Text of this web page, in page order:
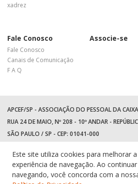
xadrez
Fale Conosco
Fale Conosco
Canais de Comunicação
F A Q
Associe-se
APCEF/SP - ASSOCIAÇÃO DO PESSOAL DA
RUA 24 DE MAIO, Nº 208 - 10º ANDAR -
SÃO PAULO / SP - CEP: 01041-000
WhatsApp: (11) 94597-5758
Este site utiliza cookies para melhorar
experiência de navegação. Ao continuar
navegando, você concorda com a